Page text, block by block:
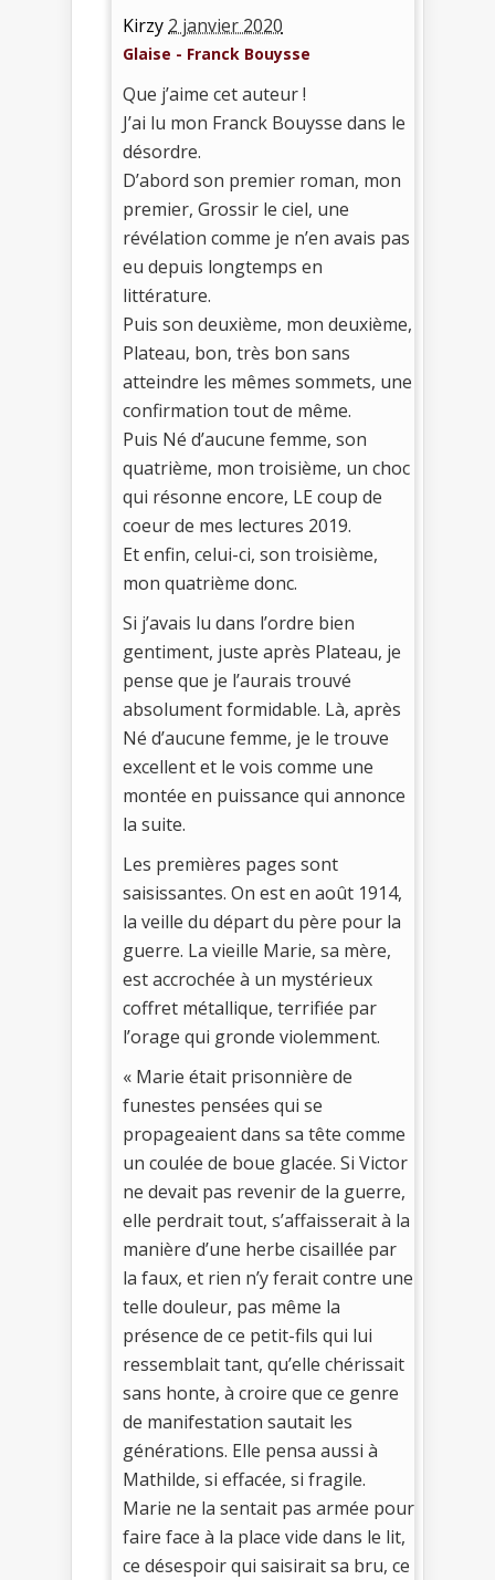
Kirzy 2 janvier 2020
Glaise - Franck Bouysse
Que j’aime cet auteur !
J’ai lu mon Franck Bouysse dans le
désordre.
D’abord son premier roman, mon
premier, Grossir le ciel, une
révélation comme je n’en avais pas
eu depuis longtemps en
littérature.
Puis son deuxième, mon deuxième,
Plateau, bon, très bon sans
atteindre les mêmes sommets, une
confirmation tout de même.
Puis Né d’aucune femme, son
quatrième, mon troisième, un choc
qui résonne encore, LE coup de
coeur de mes lectures 2019.
Et enfin, celui-ci, son troisième,
mon quatrième donc.
Si j’avais lu dans l’ordre bien
gentiment, juste après Plateau, je
pense que je l’aurais trouvé
absolument formidable. Là, après
Né d’aucune femme, je le trouve
excellent et le vois comme une
montée en puissance qui annonce
la suite.
Les premières pages sont
saisissantes. On est en août 1914,
la veille du départ du père pour la
guerre. La vieille Marie, sa mère,
est accrochée à un mystérieux
coffret métallique, terrifiée par
l’orage qui gronde violemment.
« Marie était prisonnière de
funestes pensées qui se
propageaient dans sa tête comme
un coulée de boue glacée. Si Victor
ne devait pas revenir de la guerre,
elle perdrait tout, s’affaisserait à la
manière d’une herbe cisaillée par
la faux, et rien n’y ferait contre une
telle douleur, pas même la
présence de ce petit-fils qui lui
ressemblait tant, qu’elle chérissait
sans honte, à croire que ce genre
de manifestation sautait les
générations. Elle pensa aussi à
Mathilde, si effacée, si fragile.
Marie ne la sentait pas armée pour
faire face à la place vide dans le lit,
ce désespoir qui saisirait sa bru, ce